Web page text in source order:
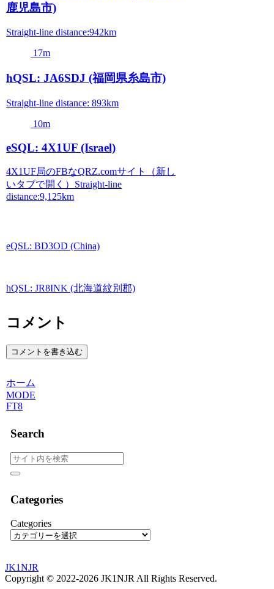
鹿児島市)
Straight-line distance:942km
17m
hQSL: JA6SDJ (福岡県糸島市)
Straight-line distance: 893km
10m
eSQL: 4X1UF (Israel)
4X1UF局のFBなQRZ.comサイト（新し
いタブで開く）Straight-line
distance:9,125km
eQSL: BD3OD (China)
hQSL: JR8INK (北海道紋別郡)
コメント
コメントを書き込む
ホーム
MODE
FT8
Search
Categories
Categories
JK1NJR
Copyright © 2022-2026 JK1NJR All Rights Reserved.